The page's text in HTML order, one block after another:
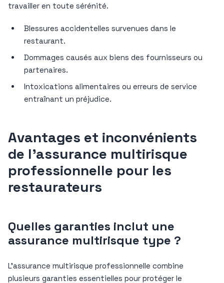
travailler en toute sérénité.
Blessures accidentelles survenues dans le
restaurant.
Dommages causés aux biens des fournisseurs ou
partenaires.
Intoxications alimentaires ou erreurs de service
entraînant un préjudice.
Avantages et inconvénients
de l’assurance multirisque
professionnelle pour les
restaurateurs
Quelles garanties inclut une
assurance multirisque type ?
L’assurance multirisque professionnelle combine
plusieurs garanties essentielles pour protéger le